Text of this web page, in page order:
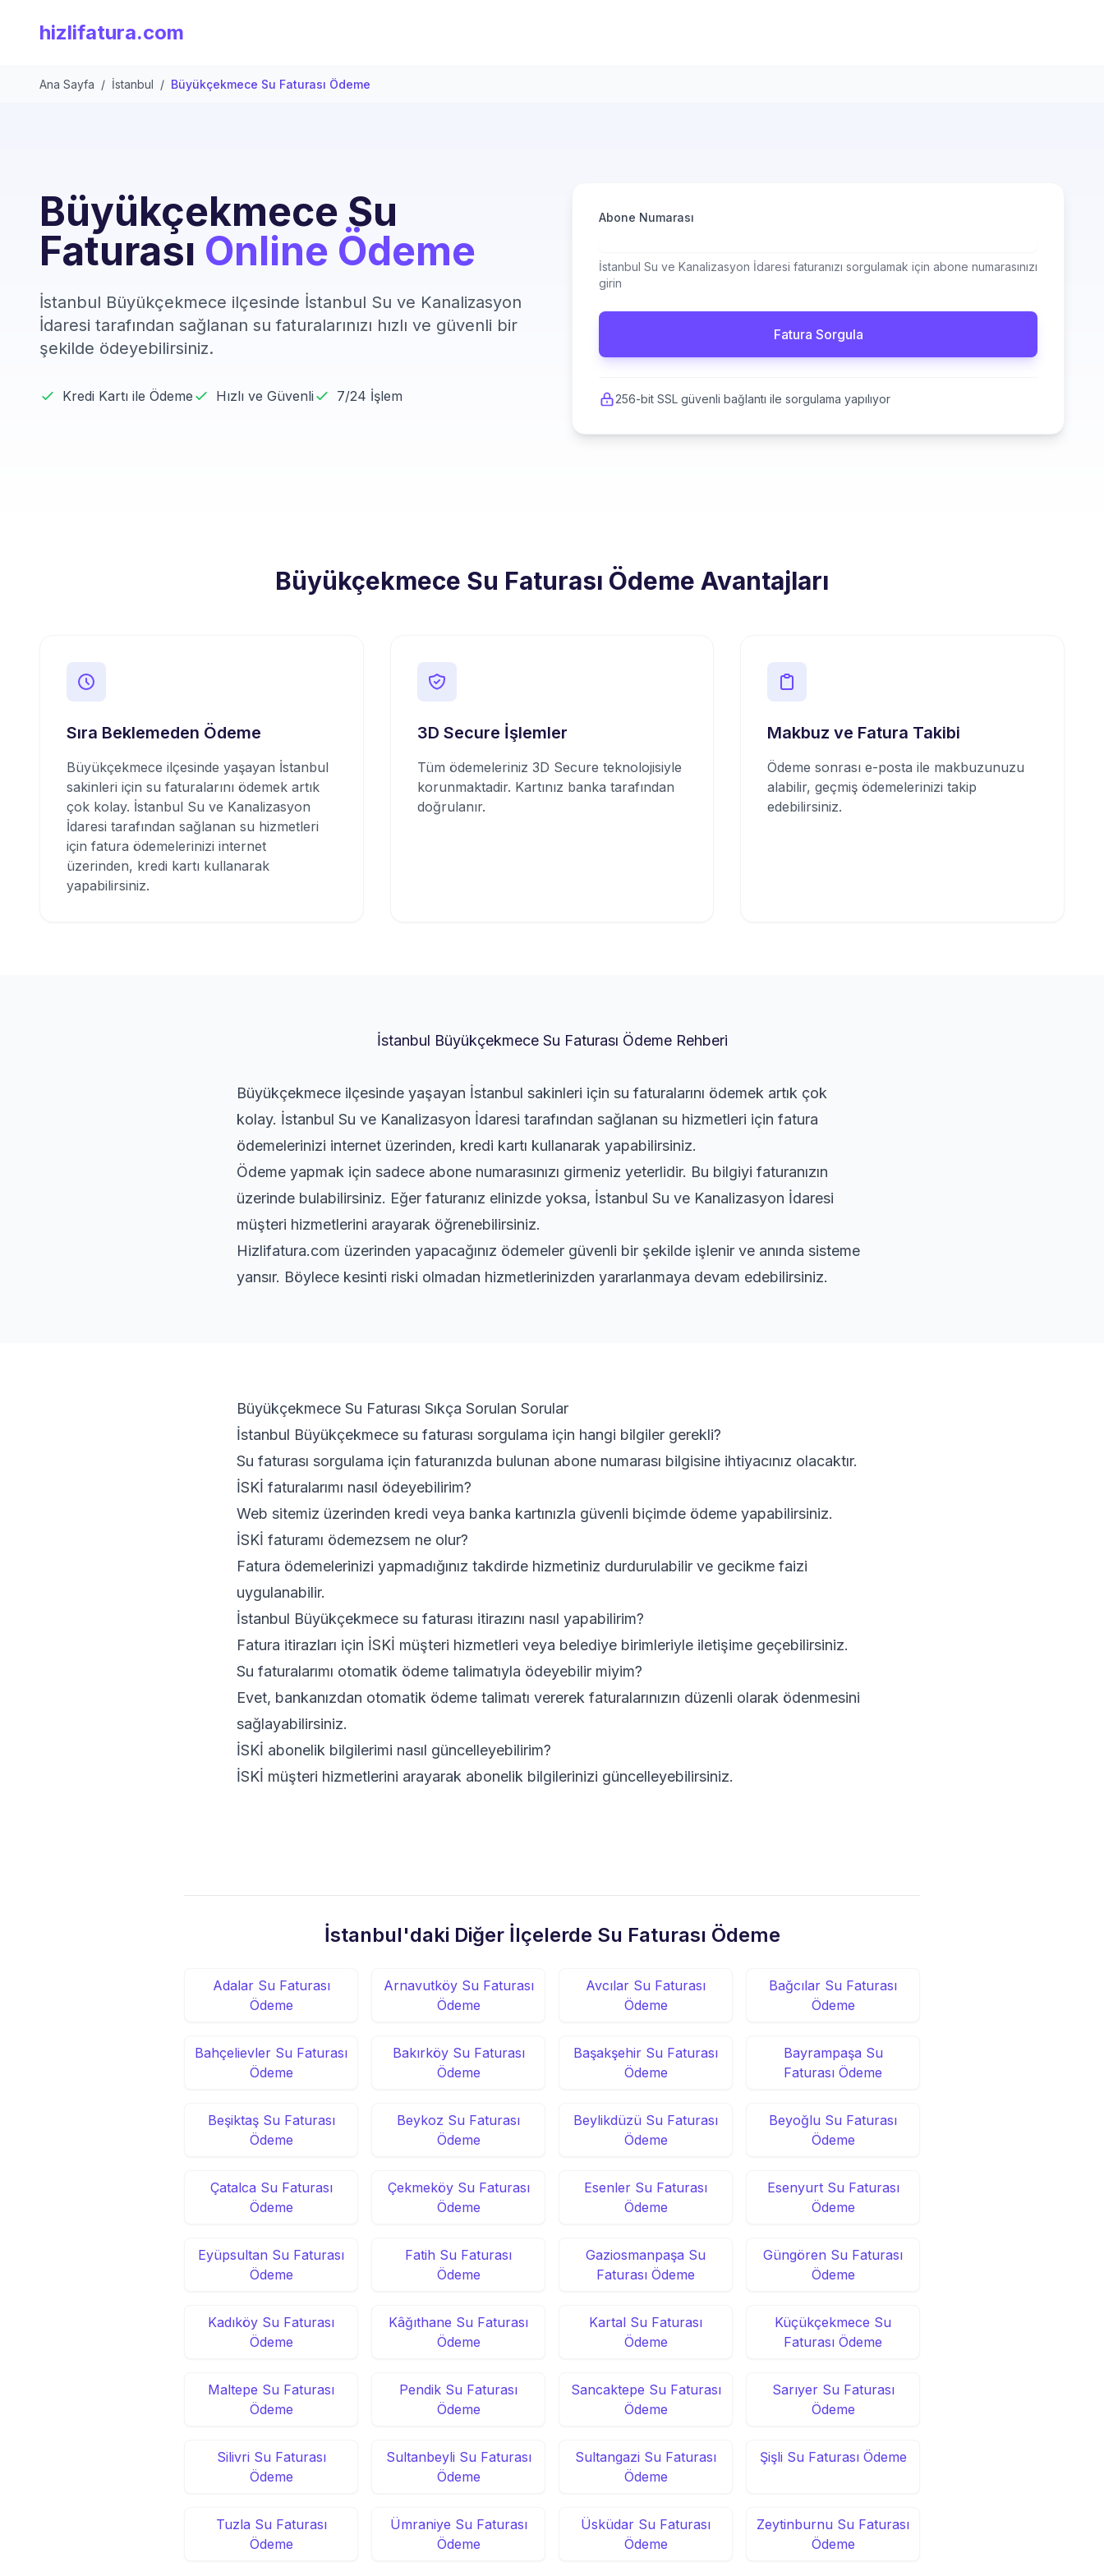
hizlifatura.com
Ana Sayfa / İstanbul / Büyükçekmece Su Faturası Ödeme
Büyükçekmece Su
Faturası Online Ödeme
İstanbul Büyükçekmece ilçesinde İstanbul Su ve Kanalizasyon
İdaresi tarafından sağlanan su faturalarınızı hızlı ve güvenli bir
şekilde ödeyebilirsiniz.
Kredi Kartı ile Ödeme Hızlı ve Güvenli 7/24 İşlem
Abone Numarası
İstanbul Su ve Kanalizasyon İdaresi faturanızı sorgulamak için abone numarasınızı
girin
Fatura Sorgula
256-bit SSL güvenli bağlantı ile sorgulama yapılıyor
Büyükçekmece Su Faturası Ödeme Avantajları
Sıra Beklemeden Ödeme
Büyükçekmece ilçesinde yaşayan İstanbul
sakinleri için su faturalarını ödemek artık
çok kolay. İstanbul Su ve Kanalizasyon
İdaresi tarafından sağlanan su hizmetleri
için fatura ödemelerinizi internet
üzerinden, kredi kartı kullanarak
yapabilirsiniz.
3D Secure İşlemler
Tüm ödemeleriniz 3D Secure teknolojisiyle
korunmaktadir. Kartınız banka tarafından
doğrulanır.
Makbuz ve Fatura Takibi
Ödeme sonrası e-posta ile makbuzunuzu
alabilir, geçmiş ödemelerinizi takip
edebilirsiniz.
İstanbul Büyükçekmece Su Faturası Ödeme Rehberi
Büyükçekmece ilçesinde yaşayan İstanbul sakinleri için su faturalarını ödemek artık çok
kolay. İstanbul Su ve Kanalizasyon İdaresi tarafından sağlanan su hizmetleri için fatura
ödemelerinizi internet üzerinden, kredi kartı kullanarak yapabilirsiniz.
Ödeme yapmak için sadece abone numarasınızı girmeniz yeterlidir. Bu bilgiyi faturanızın
üzerinde bulabilirsiniz. Eğer faturanız elinizde yoksa, İstanbul Su ve Kanalizasyon İdaresi
müşteri hizmetlerini arayarak öğrenebilirsiniz.
Hizlifatura.com üzerinden yapacağınız ödemeler güvenli bir şekilde işlenir ve anında sisteme
yansır. Böylece kesinti riski olmadan hizmetlerinizden yararlanmaya devam edebilirsiniz.
Büyükçekmece Su Faturası Sıkça Sorulan Sorular
İstanbul Büyükçekmece su faturası sorgulama için hangi bilgiler gerekli?
Su faturası sorgulama için faturanızda bulunan abone numarası bilgisine ihtiyacınız olacaktır.
İSKİ faturalarımı nasıl ödeyebilirim?
Web sitemiz üzerinden kredi veya banka kartınızla güvenli biçimde ödeme yapabilirsiniz.
İSKİ faturamı ödemezsem ne olur?
Fatura ödemelerinizi yapmadığınız takdirde hizmetiniz durdurulabilir ve gecikme faizi
uygulanabilir.
İstanbul Büyükçekmece su faturası itirazını nasıl yapabilirim?
Fatura itirazları için İSKİ müşteri hizmetleri veya belediye birimleriyle iletişime geçebilirsiniz.
Su faturalarımı otomatik ödeme talimatıyla ödeyebilir miyim?
Evet, bankanızdan otomatik ödeme talimatı vererek faturalarınızın düzenli olarak ödenmesini
sağlayabilirsiniz.
İSKİ abonelik bilgilerimi nasıl güncelleyebilirim?
İSKİ müşteri hizmetlerini arayarak abonelik bilgilerinizi güncelleyebilirsiniz.
İstanbul'daki Diğer İlçelerde Su Faturası Ödeme
Adalar Su Faturası
Ödeme
Arnavutköy Su Faturası
Ödeme
Avcılar Su Faturası
Ödeme
Bağcılar Su Faturası
Ödeme
Bahçelievler Su Faturası
Ödeme
Bakırköy Su Faturası
Ödeme
Başakşehir Su Faturası
Ödeme
Bayrampaşa Su
Faturası Ödeme
Beşiktaş Su Faturası
Ödeme
Beykoz Su Faturası
Ödeme
Beylikdüzü Su Faturası
Ödeme
Beyoğlu Su Faturası
Ödeme
Çatalca Su Faturası
Ödeme
Çekmeköy Su Faturası
Ödeme
Esenler Su Faturası
Ödeme
Esenyurt Su Faturası
Ödeme
Eyüpsultan Su Faturası
Ödeme
Fatih Su Faturası
Ödeme
Gaziosmanpaşa Su
Faturası Ödeme
Güngören Su Faturası
Ödeme
Kadıköy Su Faturası
Ödeme
Kâğıthane Su Faturası
Ödeme
Kartal Su Faturası
Ödeme
Küçükçekmece Su
Faturası Ödeme
Maltepe Su Faturası
Ödeme
Pendik Su Faturası
Ödeme
Sancaktepe Su Faturası
Ödeme
Sarıyer Su Faturası
Ödeme
Silivri Su Faturası
Ödeme
Sultanbeyli Su Faturası
Ödeme
Sultangazi Su Faturası
Ödeme
Şişli Su Faturası Ödeme
Tuzla Su Faturası
Ödeme
Ümraniye Su Faturası
Ödeme
Üsküdar Su Faturası
Ödeme
Zeytinburnu Su Faturası
Ödeme